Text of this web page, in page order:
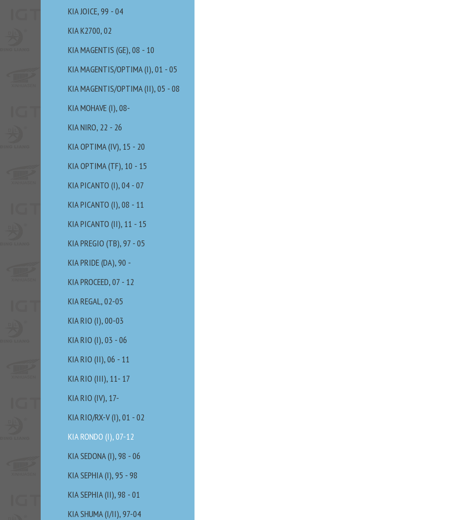
KIA JOICE, 99 - 04
KIA K2700, 02
KIA MAGENTIS (GE), 08 - 10
KIA MAGENTIS/OPTIMA (I), 01 - 05
KIA MAGENTIS/OPTIMA (II), 05 - 08
KIA MOHAVE (I), 08-
KIA NIRO, 22 - 26
KIA OPTIMA (IV), 15 - 20
KIA OPTIMA (TF), 10 - 15
KIA PICANTO (I), 04 - 07
KIA PICANTO (I), 08 - 11
KIA PICANTO (II), 11 - 15
KIA PREGIO (TB), 97 - 05
KIA PRIDE (DA), 90 -
KIA PROCEED, 07 - 12
KIA REGAL, 02-05
KIA RIO (I), 00-03
KIA RIO (I), 03 - 06
KIA RIO (II), 06 - 11
KIA RIO (III), 11- 17
KIA RIO (IV), 17-
KIA RIO/RX-V (I), 01 - 02
KIA RONDO (I), 07-12
KIA SEDONA (I), 98 - 06
KIA SEPHIA (I), 95 - 98
KIA SEPHIA (II), 98 - 01
KIA SHUMA (I/II), 97-04